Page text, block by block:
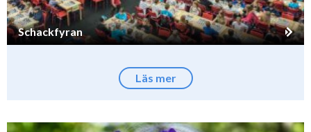
Schackfyran
Läs mer